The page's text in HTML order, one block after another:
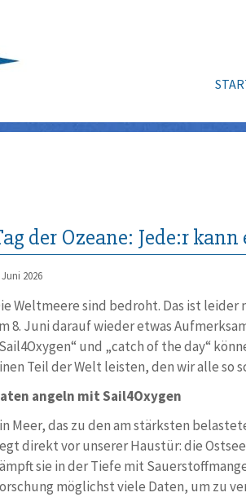
der Ozeane: Jede:r
Juni 2026
Weltmeere sind bedroht. Das ist
8. Juni darauf wieder etwas
und „catch of the day“
Teil der Welt leisten, den wir alle so
angeln mit Sail4Oxygen
Meer, das zu den am stärksten
direkt vor unserer Haustür: die
sie in der Tiefe mit
möglichst viele Daten, um zu